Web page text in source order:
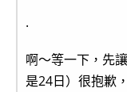
.
啊～等一下，先
是24日）很抱歉